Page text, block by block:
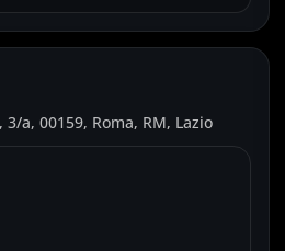
a, 00159, Roma, RM, Lazio